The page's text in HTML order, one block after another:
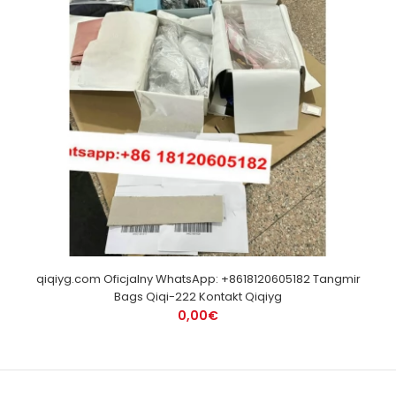
qiqiyg.com Oficjalny WhatsApp: +8618120605182 Tangmir
Bags Qiqi-222 Kontakt Qiqiyg
0,00€